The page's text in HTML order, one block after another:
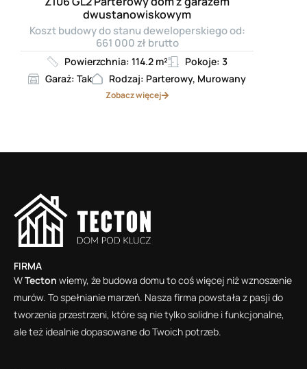
dwustanowiskowym
Koszt budowy do stanu deweloperskiego od:
661 000 zł brutto
Powierzchnia: 114.2 m²
Pokoje: 3
Garaż: Tak
Rodzaj: Parterowy, Murowany
Zobacz więcej
FIRMA
WTecton wiemy, że budowa domu to coś więcej niż wznoszenie
murów. To spełnianie marzeń. Nasza firma powstała z pasji do
tworzenia przestrzeni, które są nie tylko solidne i funkcjonalne,
ale też idealnie dopasowane do Twoich potrzeb.